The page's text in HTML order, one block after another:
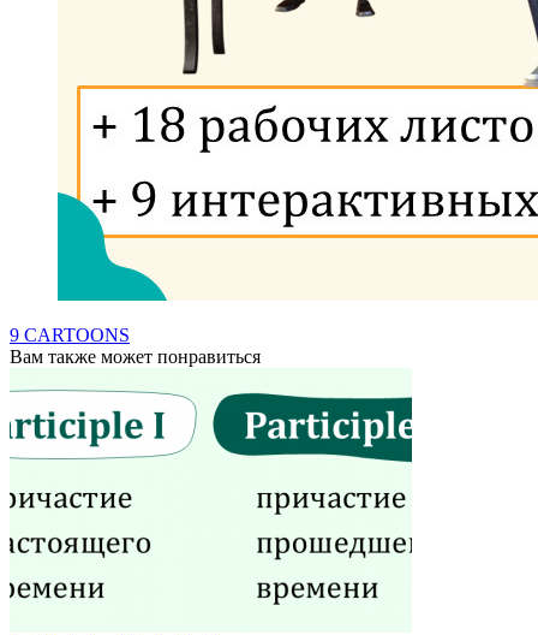
9 CARTOONS
Вам также может понравиться